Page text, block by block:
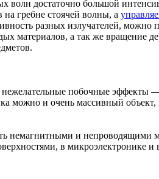
волн достаточно большой
гребне стоячей волны, а
разных излучателей,
материалов, а так же вращение
побочные
можно и очень массивный
немагнитными и
в микроэлектронике и